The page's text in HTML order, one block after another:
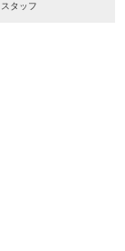
スタッフ